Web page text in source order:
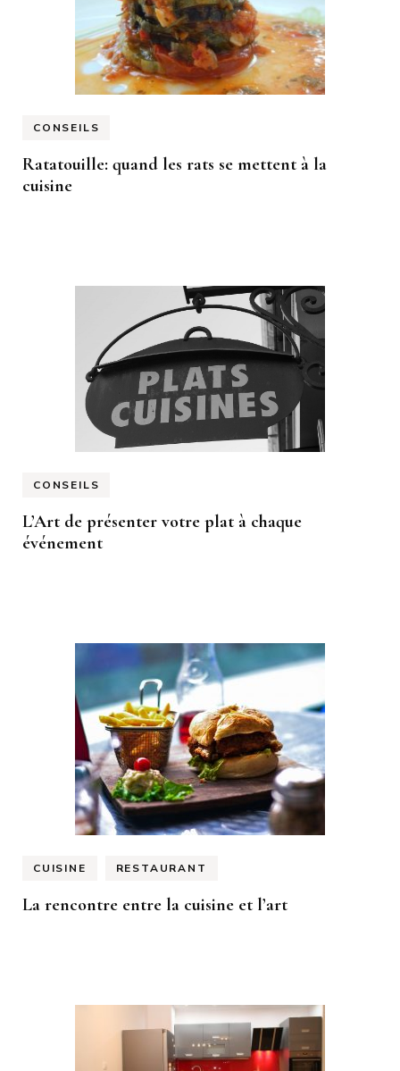
CONSEILS
Ratatouille: quand les rats se mettent à la
cuisine
CONSEILS
L’Art de présenter votre plat à chaque
événement
CUISINE RESTAURANT
La rencontre entre la cuisine et l’art